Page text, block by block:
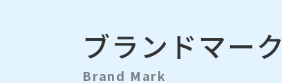
ブランドマーク
Brand Mark